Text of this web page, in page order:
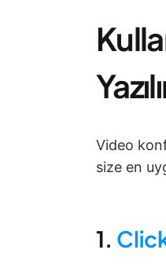
Video
size en
1.